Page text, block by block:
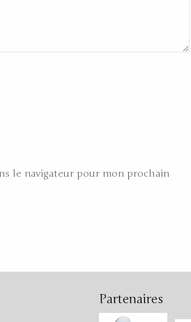
le navigateur pour mon prochain
Partenaires